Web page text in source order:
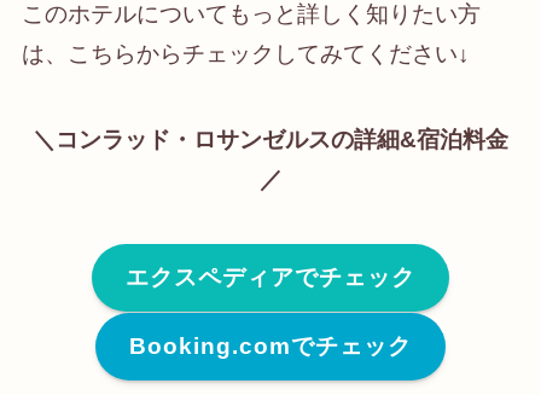
このホテルについてもっと詳しく知りたい方
は、こちらからチェックしてみてください↓
＼コンラッド・ロサンゼルスの詳細&宿泊料金
／
エクスペディアでチェック
Booking.comでチェック